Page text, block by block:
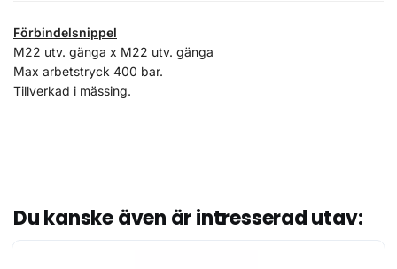
Förbindelsnippel
M22 utv. gänga x M22 utv. gänga
Max arbetstryck 400 bar.
Tillverkad i mässing.
Du kanske även är intresserad utav: